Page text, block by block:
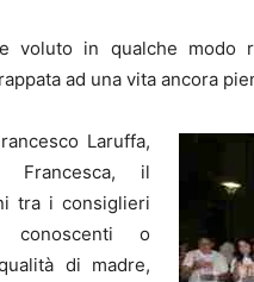
voluto in qualche modo
ad una vita ancora
Laruffa,
Francesca, il
tra i consiglieri
conoscenti o
di madre,